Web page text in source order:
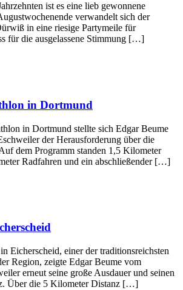
ist es eine lieb gewonnene
verwandelt sich der
in eine riesige Partymeile für
für die ausgelassene Stimmung […]
in Dortmund
in Dortmund stellte sich Edgar Beume
der Herausforderung über die
dem Programm standen 1,5 Kilometer
Radfahren und ein abschließender […]
Eicherscheid, einer der traditionsreichsten
Region, zeigte Edgar Beume vom
erneut seine große Ausdauer und seinen
Über die 5 Kilometer Distanz […]